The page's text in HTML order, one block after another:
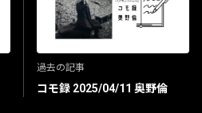
過去の記事
コモ録 2025/04/11 奥野倫